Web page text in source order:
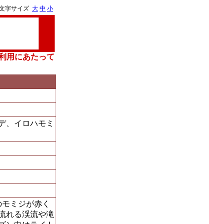
字サイズ 大 中 小
用にあたって
、イロハモミ
ミジが赤く
れる渓流や滝